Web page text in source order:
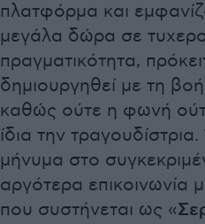
πλατφόρμα και
μεγάλα δώρα σε
πραγματικότητα,
δημιουργηθεί με τη
καθώς ούτε η φωνή
ίδια την
μήνυμα στο
αργότερα
που συστήνεται ως «